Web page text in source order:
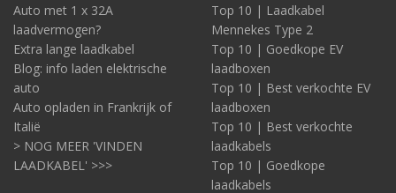
Auto met 1 x 32A
laadvermogen?
Extra lange laadkabel
Blog: info laden elektrische
auto
Auto opladen in Frankrijk of
Italië
> NOG MEER 'VINDEN
LAADKABEL' >>>
Top 10 | Laadkabel
Mennekes Type 2
Top 10 | Goedkope EV
laadboxen
Top 10 | Best verkochte EV
laadboxen
Top 10 | Best verkochte
laadkabels
Top 10 | Goedkope
laadkabels